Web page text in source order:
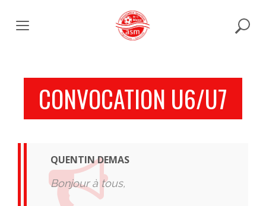
content
CONVOCATION U6/U7
QUENTIN DEMAS
Bonjour à tous,